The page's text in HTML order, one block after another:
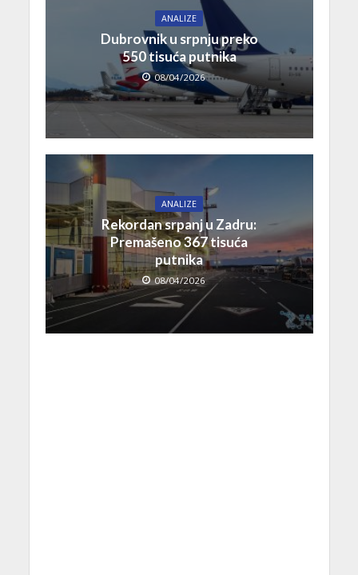
ANALIZE
Dubrovnik u srpnju preko
550 tisuća putnika
08/04/2026
ANALIZE
Rekordan srpanj u Zadru:
Premašeno 367 tisuća
putnika
08/04/2026